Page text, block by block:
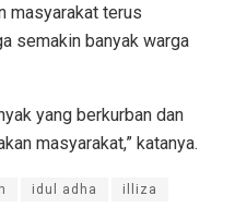
masyarakat terus
semakin banyak warga
yang berkurban dan
masyarakat,” katanya.
idul adha illiza